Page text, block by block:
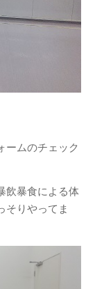
ームのチェック
飲暴食による体
そりやってま